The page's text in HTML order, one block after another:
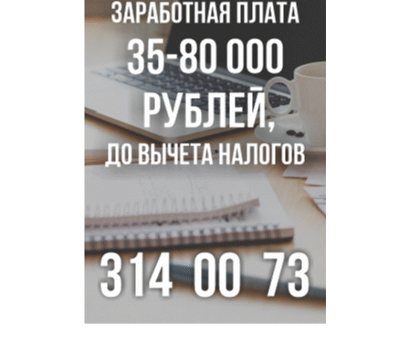
энтеровирусной инфекцией
В Новосибирске осудили внука за продажу дедова ружья